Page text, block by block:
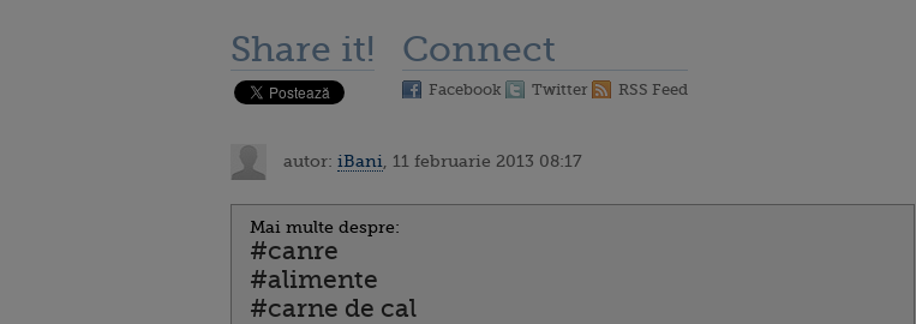
Share it! Connect
Facebook Twitter RSS Feed
autor: iBani , 11 februarie 2013 08:17
Mai multe despre:
#canre
#alimente
#carne de cal